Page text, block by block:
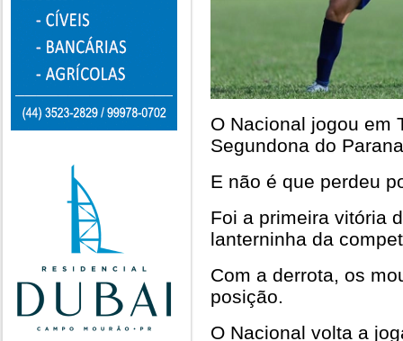
O Nacional jogou em
Segundona do
E não é que perdeu
Foi a primeira vitória
lanterninha da
Com a derrota, os
posição.
O Nacional volta a